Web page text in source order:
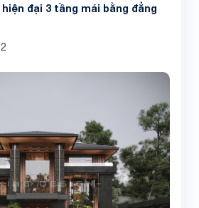
đại 3 tầng mái bằng đẳng